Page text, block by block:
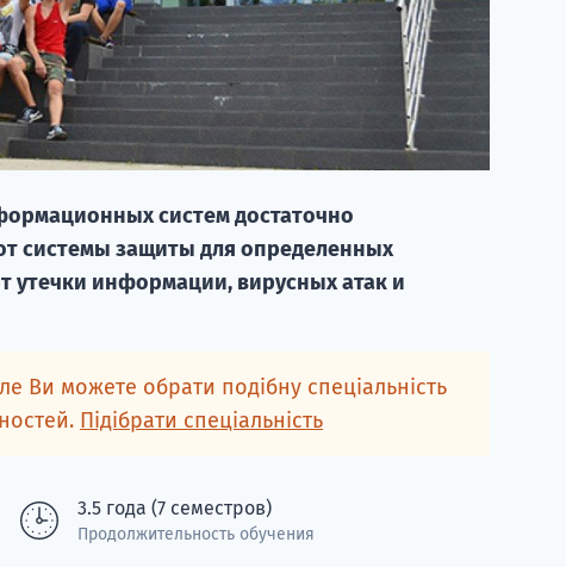
систем достаточно
системы защиты для определенных
информации, вирусных атак и
Ви можете обрати подібну спеціальність
Підібрати спеціальність
3.5 года (7 семестров)
Продолжительность обучения